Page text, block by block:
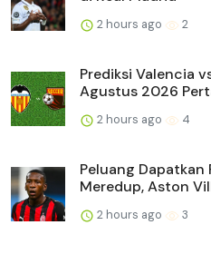
2 hours ago 2
Prediksi Valencia
Agustus 2026
2 hours ago 4
Peluang Dapatkan
Meredup, Aston
2 hours ago 3